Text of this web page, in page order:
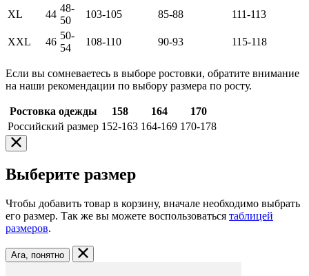
XL 44
48-
50
103-105 85-88 111-113
XXL 46
50-
54
108-110 90-93 115-118
Если вы сомневаетесь в выборе ростовки, обратите внимание
на наши рекомендации по выбору размера по росту.
Ростовка одежды 158 164
170
Российский размер 152-163 164-169 170-178
Выберите размер
Чтобы добавить товар в корзину, вначале необходимо выбрать
его размер. Так же вы можете воспользоваться таблицей
размеров.
Ага, понятно